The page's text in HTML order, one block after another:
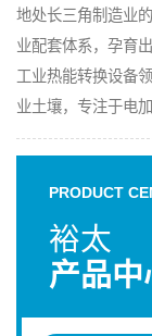
地处长三角制造业
业配套体系，孕育
工业热能转换设备
业土壤，专注于电
PRODUCT
裕太
产品中